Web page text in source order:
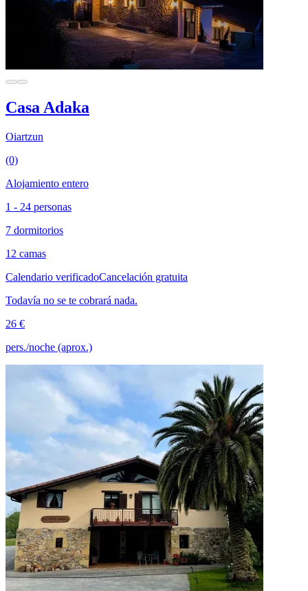
Casa Adaka
Oiartzun
(0)
Alojamiento entero
1 - 24 personas
7 dormitorios
12 camas
Calendario verificadoCancelación gratuita
Todavía no se te cobrará nada.
26 €
pers./noche (aprox.)